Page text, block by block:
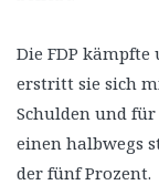
Die FDP
erstritt sie sich
Schulden und
einen halbwegs
der fünf Prozent.